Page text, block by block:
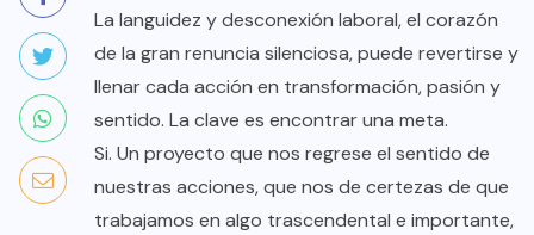
La languidez y desconexión laboral, el corazón
de la gran renuncia silenciosa, puede revertirse y
llenar cada acción en transformación, pasión y
sentido. La clave es encontrar una meta.
Si. Un proyecto que nos regrese el sentido de
nuestras acciones, que nos de certezas de que
trabajamos en algo trascendental e importante,